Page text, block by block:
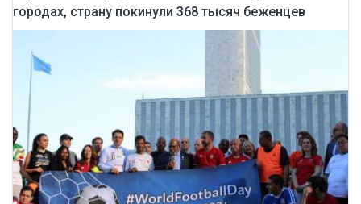
городах, страну покинули 368 тысяч беженцев